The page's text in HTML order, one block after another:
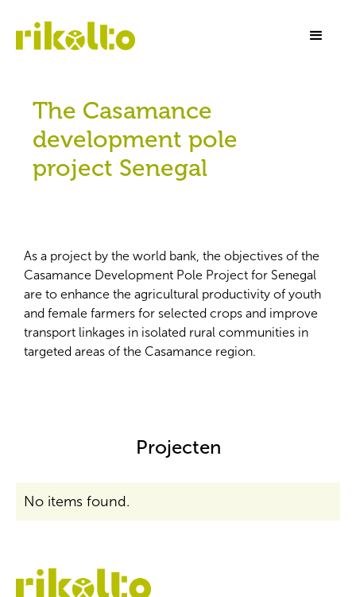
The Casamance
development pole
project Senegal
As a project by the world bank, the objectives of the
Casamance Development Pole Project for Senegal
are to enhance the agricultural productivity of youth
and female farmers for selected crops and improve
transport linkages in isolated rural communities in
targeted areas of the Casamance region.
Projecten
No items found.